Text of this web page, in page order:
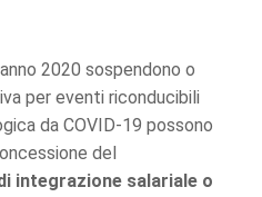
2020 sospendono o
per eventi riconducibili
da COVID-19 possono
del
integrazione salariale o